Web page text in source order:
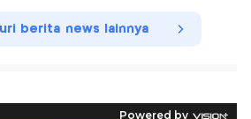
berita news lainnya